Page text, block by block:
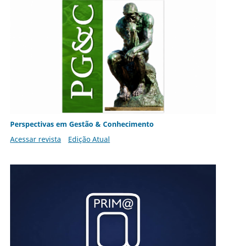
Perspectivas em Gestão & Conhecimento
Acessar revista
Edição Atual